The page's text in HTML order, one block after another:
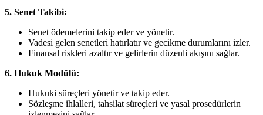
5. Senet Takibi:
Senet ödemelerini takip eder ve yönetir.
Vadesi gelen senetleri hatırlatır ve gecikme durumlarını izler.
Finansal riskleri azaltır ve gelirlerin düzenli akışını sağlar.
6. Hukuk Modülü:
Hukuki süreçleri yönetir ve takip eder.
Sözleşme ihlalleri, tahsilat süreçleri ve yasal prosedürlerin